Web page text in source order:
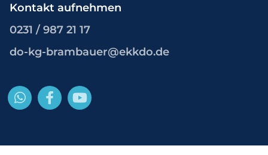
Kontakt aufnehmen
0231 / 987 21 17
do-kg-brambauer@ekkdo.de